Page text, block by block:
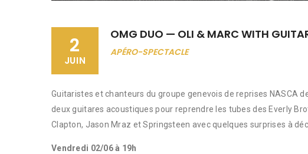
2
JUIN
OMG DUO — OLI & MARC WITH
APÉRO-SPECTACLE
Guitaristes et chanteurs du groupe genevois de reprises NASCA
deux guitares acoustiques pour reprendre les tubes des Everly
Clapton, Jason Mraz et Springsteen avec quelques surprises à
Vendredi 02/06 à 19h